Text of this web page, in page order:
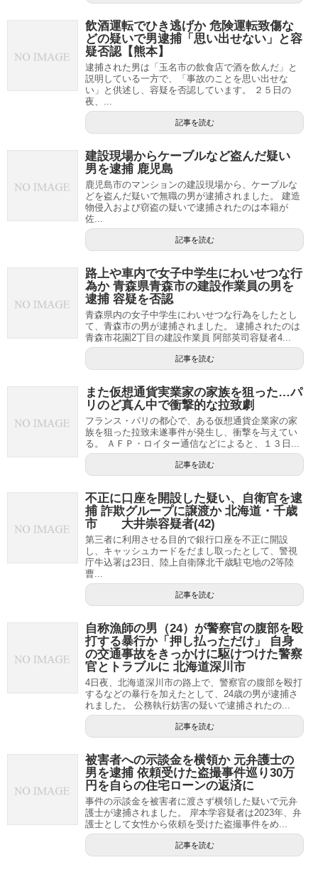
飲酒運転でひき逃げか 危険運転致傷な
どの疑いで男逮捕「思い出せない」と容
疑否認【熊本】
逮捕された男は「玉名市の飲食店で酒を飲んだ」と
説明している一方で、「事故のことを思い出せな
い」と供述し、容疑を否認しています。 ２５日の
夜、...
記事を読む
建設現場からケーブルなど盗んだ疑い
男を逮捕 鹿児島
鹿児島市のマンションの建設現場から、ケーブルな
どを盗んだ疑いで無職の男が逮捕されました。 建造
物侵入および窃盗の疑いで逮捕されたのは本籍が
佐...
記事を読む
路上や車内で女子中学生にわいせつな行
為か 青森県青森市の建設作業員の男を
逮捕 容疑を否認
青森県内の女子中学生にわいせつな行為をしたとし
て、青森市の男が逮捕されました。 逮捕されたのは
青森市花園2丁目の建設作業員 阿部英司容疑者4...
記事を読む
また仮想通貨実業家の家族を狙った…パ
リのど真ん中で衝撃的な拉致劇
フランス・パリの都心で、ある仮想通貨企業家の家
族を狙った拉致未遂事件が発生し、衝撃を与えてい
る。 ＡＦＰ・ロイター通信などによると、１３日...
記事を読む
不正に口座を開設した疑い、自衛官を逮
捕 詐欺グループに譲渡か 北海道・千歳
市 大井崇容疑者(42)
第三者に利用させる目的で銀行口座を不正に開設
し、キャッシュカードをだまし取ったとして、警視
庁牛込署は23日、陸上自衛隊北千歳駐屯地の2等陸
曹...
記事を読む
自称漁師の男（24）が警察官の腹部を殴
打する暴行か「押し払っただけ」 自身
の交通事故をきっかけに駆けつけた警察
官とトラブルに 北海道深川市
4日夜、北海道深川市の路上で、警察官の腹部を殴打
するなどの暴行を加えたとして、24歳の男が逮捕さ
れました。 公務執行妨害の疑いで逮捕されたの...
記事を読む
被害者への示談金を横領か 元弁護士の
男を逮捕 依頼受けた盗撮事件巡り30万
円を自らの住宅ローンの返済に
事件の示談金を被害者に渡さず横領した疑いで元弁
護士が逮捕されました。 岸本学容疑者は2023年、弁
護士として女性から依頼を受けた盗撮事件をめ...
記事を読む